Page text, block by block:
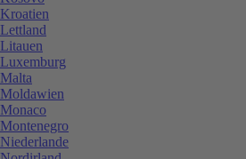
Kroatien
Lettland
Litauen
Luxemburg
Malta
Moldawien
Monaco
Montenegro
Niederlande